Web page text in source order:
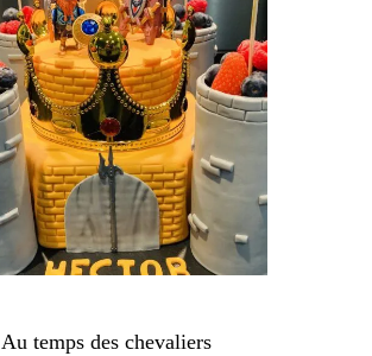
Au temps des chevaliers